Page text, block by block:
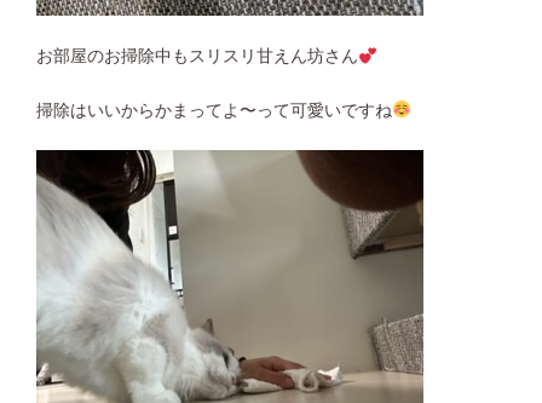
お部屋のお掃除中もスリスリ甘えん坊さん
掃除はいいからかまってよ〜って可愛いですね